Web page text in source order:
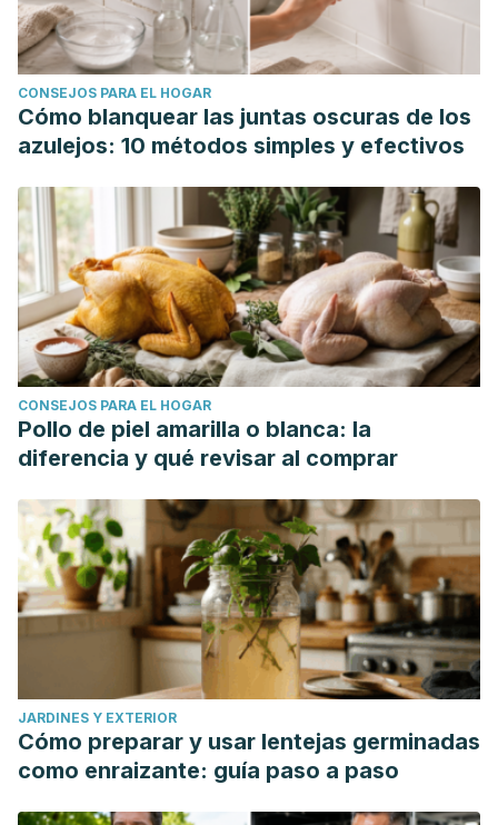
CONSEJOS PARA EL HOGAR
Cómo blanquear las juntas oscuras de los
azulejos: 10 métodos simples y efectivos
CONSEJOS PARA EL HOGAR
Pollo de piel amarilla o blanca: la
diferencia y qué revisar al comprar
JARDINES Y EXTERIOR
Cómo preparar y usar lentejas germinadas
como enraizante: guía paso a paso